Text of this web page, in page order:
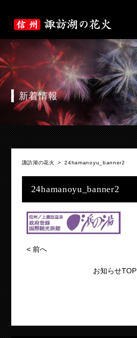
新着情報
諏訪湖の花火 >24hamanoyu_banner2
24hamanoyu_banner2
<前へ
お知らせTOP